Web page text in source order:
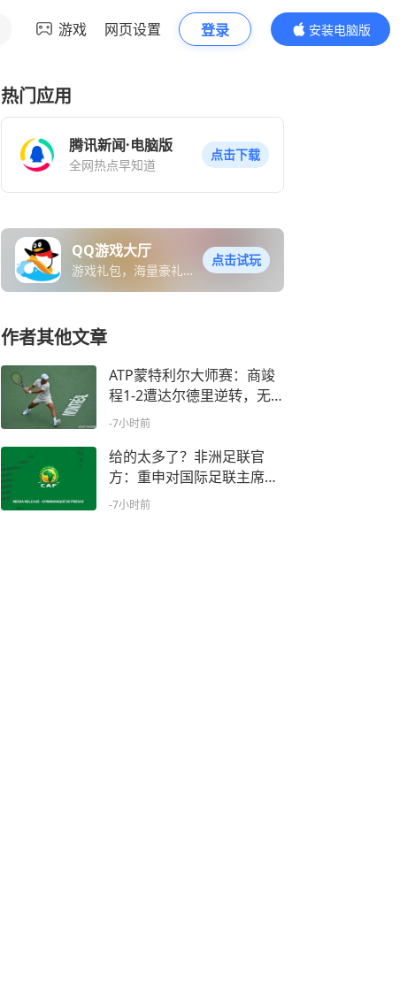
游戏 网页设置 登录
安装电脑版
内容更精彩
热门应用
腾讯新闻·电脑版
全网热点早知道
点击下载
QQ游戏大厅
游戏礼包，海量豪礼免
点击试玩
作者其他文章
ATP蒙特利尔大师赛：商竣
程1-2遭达尔德里逆转，无
缘16强
-7小时前
给的太多了？非洲足联官
方：重申对国际足联主席因
凡蒂诺的支持
-7小时前